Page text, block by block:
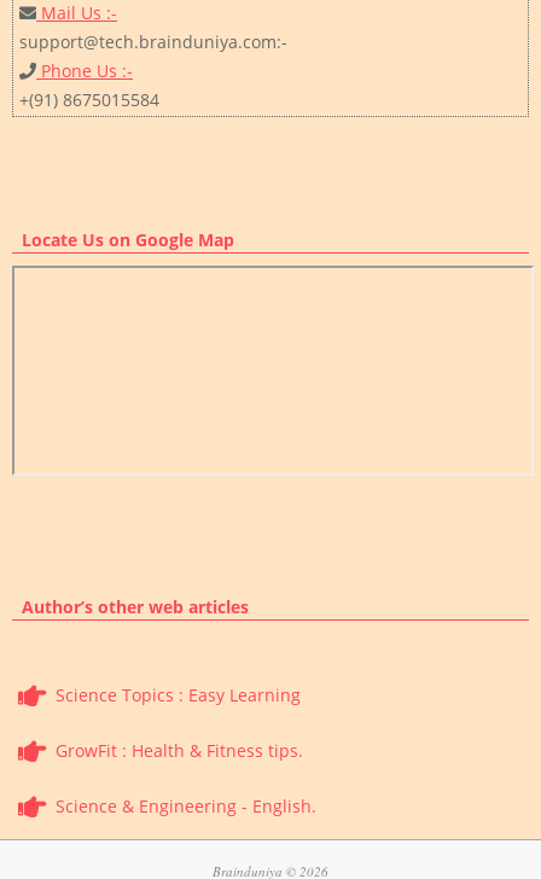
Mail Us :-
support@tech.brainduniya.com:-
Phone Us :-
+(91) 8675015584
Locate Us on Google Map
Author’s other web articles
Science Topics : Easy Learning
GrowFit : Health & Fitness tips.
Science & Engineering - English.
Brainduniya © 2026